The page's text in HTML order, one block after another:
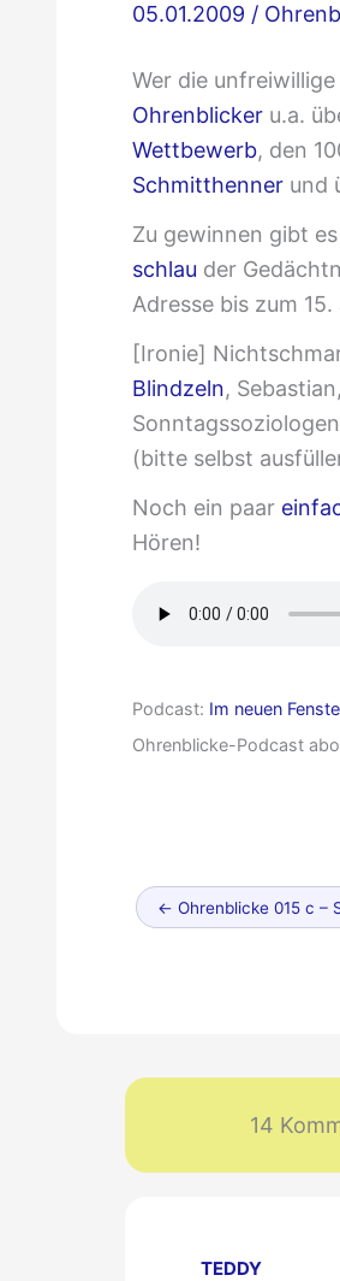
05.01.2009 /
Wer die
Ohrenblicker u.a.
Wettbewerb, den
Schmitthenner und
Zu gewinnen gibt
schlau der
Adresse bis zum
[Ironie]
Blindzeln,
(bitte selbst
Noch ein paar
Hören!
Podcast: Im neuen
Ohrenblicke-Podcast
← Neuerer
Beitrag
Ohrenblicke 015 c –
14
TEDDY